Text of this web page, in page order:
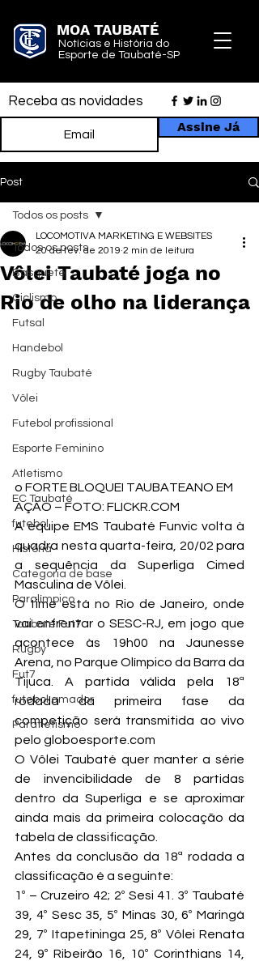
MOA TAUBATÉ
Notícias e História do
Esporte de Taubaté-SP
Receba as novidades
Assine Já
Post
Todos os posts
Basquete
Ciclismo
Futsal
Handebol
Rugby Taubaté
Vôlei
Futebol profissional
Esporte Feminino
Atletismo
EC Taubaté
futebol
História
Categoria de base
Paralímpico
Taubaté Fut7
Rugby
Fut7
futebol amador
Paratletismo
Todos os posts
Vôlei Taubaté joga no
Rio de olho na liderança
LOCOMOTIVA MARKETING E WEBSITES
20 de fev. de 2019 2 min de leitura
o FORTE BLOQUEI TAUBATEANO EM
AÇÃO – FOTO: FLICKR.COM
A equipe EMS Taubaté Funvic volta à
quadra nesta quarta-feira, 20/02 para
a sequência da Superliga Cimed
Masculina de Vôlei.
O time está no Rio de Janeiro, onde
vai enfrentar o SESC-RJ, em jogo que
acontece às 19h00 na Jaunesse
Arena, no Parque Olímpico da Barra da
Tijuca. A partida válida pela 18ª
rodada da primeira fase da
competição será transmitida ao vivo
pelo globoesporte.com
O Vôlei Taubaté quer manter a série
de invencibilidade de 8 partidas
dentro da Superliga e se aproximar
ainda mais da primeira colocação da
tabela de classificação.
Antes da conclusão da 18ª rodada a
classificação é a seguinte:
1º – Cruzeiro 42; 2º Sesi 41. 3º Taubaté
39, 4º Sesc 35, 5º Minas 30, 6º Maringá
29, 7º Itapetininga 25, 8º Vôlei Renata
24, 9º Ribeirão 16, 10º Corinthians 14,